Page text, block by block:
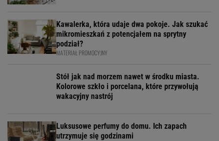
Kawalerka, która udaje dwa pokoje. Jak szukać
mikromieszkań z potencjałem na sprytny
podział?
MATERIAŁ PROMOCYJNY
Stół jak nad morzem nawet w środku miasta.
Kolorowe szkło i porcelana, które przywołują
wakacyjny nastrój
Luksusowe perfumy do domu. Ich zapach
utrzymuje się godzinami